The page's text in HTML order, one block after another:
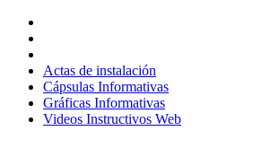
contenido
Actas de instalación
Cápsulas Informativas
Gráficas Informativas
Videos Instructivos Web